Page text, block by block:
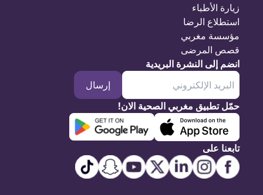
زيارة الأطباء
استطلاع الرضا
مؤسسة مغربي
قصص المرضى
انضم إلى النشرة البريدية
إرسال
حمّل تطبيق مغربي الصحية الان!
تابعنا على